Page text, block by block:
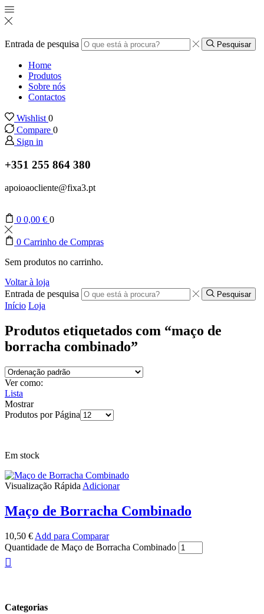
Entrada de pesquisa Pesquisar
Home
Produtos
Sobre nós
Contactos
Wishlist 0
Compare 0
Sign in
+351 255 864 380
apoioaocliente@fixa3.pt
0 0,00 € 0
0 Carrinho de Compras
Sem produtos no carrinho.
Voltar à loja
Entrada de pesquisa
Pesquisar
Início Loja
Produtos etiquetados com “maço de
borracha combinado”
Ver como:
Lista
Mostrar
Produtos por Página
Em stock
Visualização Rápida Adicionar
Maço de Borracha Combinado
10,50 € Add para Comparar
Quantidade de Maço de Borracha Combinado
Categorias